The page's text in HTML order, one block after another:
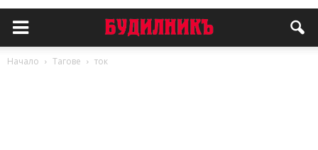
Начало Тагове ток